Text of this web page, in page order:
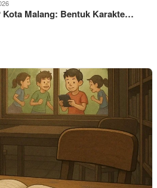
Kota Malang: Bentuk Karakte…